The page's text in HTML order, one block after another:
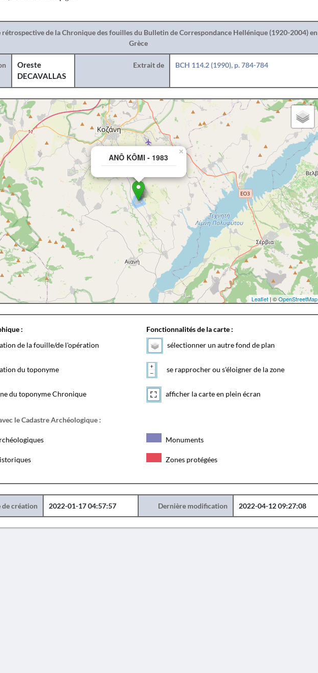
rétrospective de la Chronique des fouilles du Bulletin de Correspondance Hellénique (1920-2004) en
Grèce
Oreste
DECAVALLAS
Extrait de BCH 114.2 (1990), p. 784-784
ANÔ KÔMI - 1983
×
Leaflet| ©OpenStreetMap
:
de la fouille/de l'opération
du toponyme
du toponyme Chronique
Fonctionnalités de la carte :
sélectionner un autre fond de plan
se rapprocher ou s'éloigner de la zone
afficher la carte en plein écran
le Cadastre Archéologique :
Monuments
Zones protégées
de création 2022-01-17 04:57:57 Dernière modification 2022-04-12 09:27:08